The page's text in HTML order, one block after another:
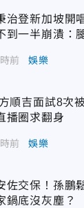
治登新加坡開
到一半崩潰：
前 娛樂
順吉面試8次
播圈求翻身
前 娛樂
佐交保！孫鵬
鍋底沒灰塵？